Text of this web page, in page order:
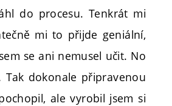
do procesu. Tenkrát mi
mi to přijde geniální,
se ani nemusel učit. No
dokonale připravenou
ale vyrobil jsem si